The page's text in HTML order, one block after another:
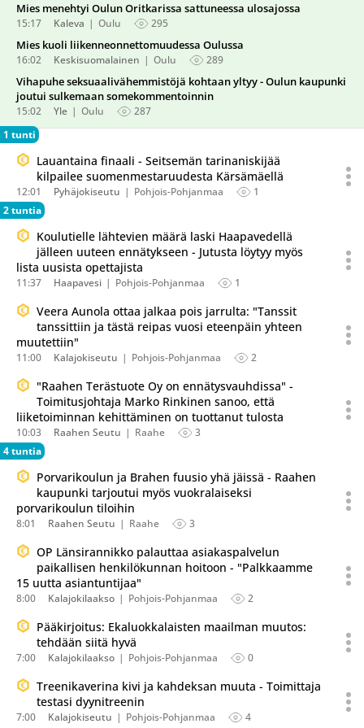
Mies menehtyi Oulun Oritkarissa sattuneessa ulosajossa
15:17 Kaleva Oulu 295
Mies kuoli liikenneonnettomuudessa Oulussa
16:02 Keskisuomalainen Oulu 289
Vihapuhe seksuaalivähemmistöjä kohtaan yltyy - Oulun kaupunki
joutui sulkemaan somekommentoinnin
15:02 Yle Oulu
287
1 tunti
Lauantaina finaali - Seitsemän tarinaniskijää
kilpailee suomenmestaruudesta Kärsämäellä
12:01 Pyhäjokiseutu Pohjois-Pohjanmaa
1
2 tuntia
Koulutielle lähtevien määrä laski Haapavedellä
jälleen uuteen ennätykseen - Jutusta löytyy myös
lista uusista opettajista
11:37 Haapavesi Pohjois-Pohjanmaa 1
Veera Aunola ottaa jalkaa pois jarrulta: "Tanssit
tanssittiin ja tästä reipas vuosi eteenpäin yhteen
muutettiin"
11:00 Kalajokiseutu Pohjois-Pohjanmaa 2
"Raahen Terästuote Oy on ennätysvauhdissa" -
Toimitusjohtaja Marko Rinkinen sanoo, että
liiketoiminnan kehittäminen on tuottanut tulosta
10:03 Raahen Seutu Raahe
3
4 tuntia
Porvarikoulun ja Brahen fuusio yhä jäissä - Raahen
kaupunki tarjoutui myös vuokralaiseksi
porvarikoulun tiloihin
8:01 Raahen Seutu Raahe 3
OP Länsirannikko palauttaa asiakaspalvelun
paikallisen henkilökunnan hoitoon - "Palkkaamme
15 uutta asiantuntijaa"
8:00 Kalajokilaakso Pohjois-Pohjanmaa 2
Pääkirjoitus: Ekaluokkalaisten maailman muutos:
tehdään siitä hyvä
7:00 Kalajokilaakso Pohjois-Pohjanmaa 0
Treenikaverina kivi ja kahdeksan muuta - Toimittaja
testasi dyynitreenin
7:00 Kalajokiseutu Pohjois-Pohjanmaa 4